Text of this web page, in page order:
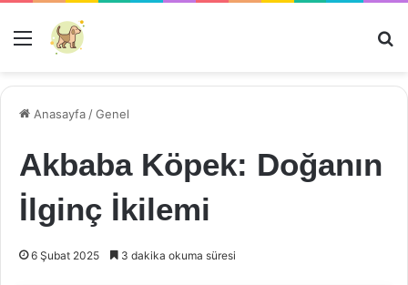
Menü
Anasayfa /Genel
Akbaba Köpek: Doğanın
İlginç İkilemi
6 Şubat 2025 3 dakika okuma süresi